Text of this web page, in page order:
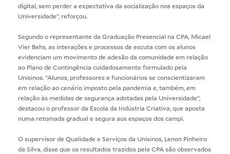
digital, sem perder a expectativa da socialização nos espaços da
Universidade”, reforçou.
Segundo o representante da Graduação Presencial na CPA, Micael
Vier Behs, as interações e processos de escuta com os alunos
evidenciam um movimento de adesão da comunidade em relação
ao Plano de Contingência cuidadosamente formulado pela
Unisinos. “Alunos, professores e funcionários se conscientizaram
em relação ao cenário imposto pela pandemia e, também, em
relação às medidas de segurança adotadas pela Universidade”,
destacou o professor da Escola da Indústria Criativa, que aposta
numa retomada gradual e segura aos espaços dos campi.
O supervisor de Qualidade e Serviços da Unisinos, Lenon Pinheiro
da Silva, disse que os resultados trazidos pela CPA são observados